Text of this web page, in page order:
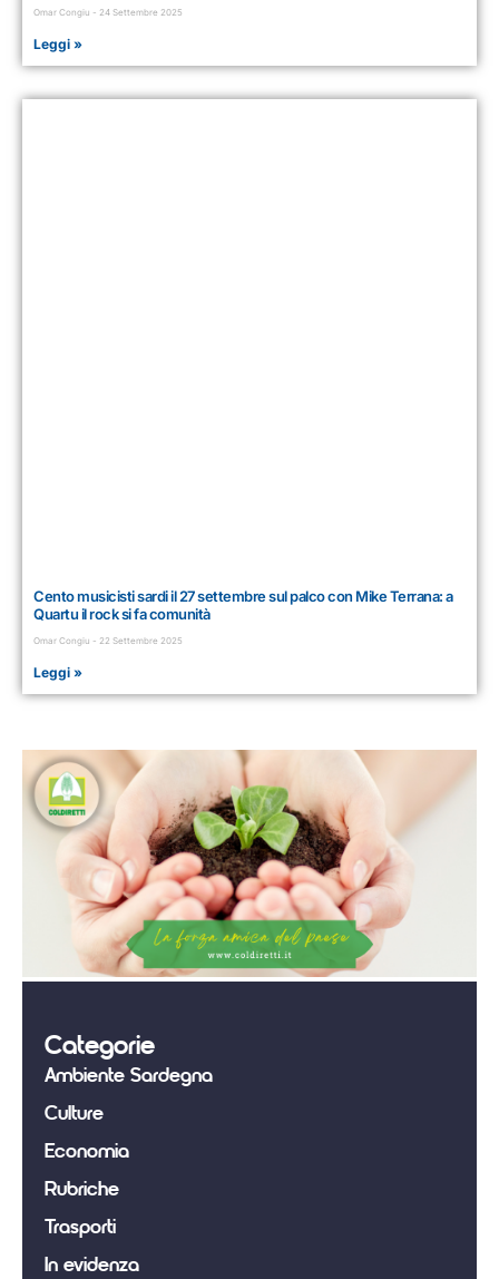
Omar Congiu 24 Settembre 2025
Leggi »
Cento musicisti sardi il 27 settembre sul palco con Mike Terrana: a
Quartu il rock si fa comunità
Omar Congiu 22 Settembre 2025
Leggi »
Categorie
Ambiente Sardegna
Culture
Economia
Rubriche
Trasporti
In evidenza